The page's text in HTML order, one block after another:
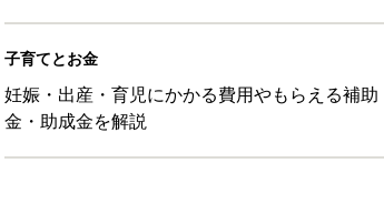
子育てとお金
妊娠・出産・育児にかかる費用やもらえる補助
金・助成金を解説